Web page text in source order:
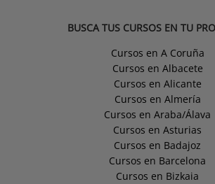
BUSCA TUS CURSOS EN TU
Cursos en A Coruña
Cursos en Albacete
Cursos en Alicante
Cursos en Almería
Cursos en Araba/Álava
Cursos en Asturias
Cursos en Badajoz
Cursos en Barcelona
Cursos en Bizkaia